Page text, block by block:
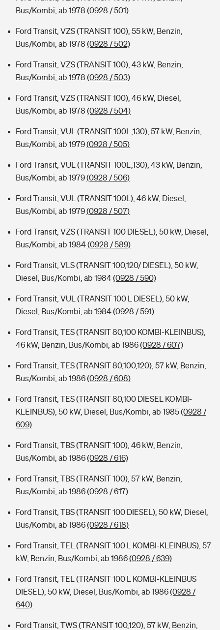
Bus/Kombi, ab 1978 (0928 / 501)
Ford Transit, VZS (TRANSIT 100), 55 kW, Benzin,
Bus/Kombi, ab 1978 (0928 / 502)
Ford Transit, VZS (TRANSIT 100), 43 kW, Benzin,
Bus/Kombi, ab 1978 (0928 / 503)
Ford Transit, VZS (TRANSIT 100), 46 kW, Diesel,
Bus/Kombi, ab 1978 (0928 / 504)
Ford Transit, VUL (TRANSIT 100L,130), 57 kW, Benzin,
Bus/Kombi, ab 1979(0928 / 505)
Ford Transit, VUL (TRANSIT 100L,130), 43 kW, Benzin,
Bus/Kombi, ab 1979(0928 / 506)
Ford Transit, VUL (TRANSIT 100L), 46 kW, Diesel,
Bus/Kombi, ab 1979(0928 / 507)
Ford Transit, VZS (TRANSIT 100 DIESEL), 50 kW, Diesel,
Bus/Kombi, ab 1984(0928 / 589)
Ford Transit, VLS (TRANSIT 100,120/ DIESEL), 50 kW,
Diesel, Bus/Kombi, ab 1984(0928 / 590)
Ford Transit, VUL (TRANSIT 100 L DIESEL), 50 kW,
Diesel, Bus/Kombi, ab 1984(0928 / 591)
Ford Transit, TES (TRANSIT 80,100 KOMBI-KLEINBUS),
46 kW, Benzin, Bus/Kombi, ab 1986(0928 / 607)
Ford Transit, TES (TRANSIT 80,100,120), 57 kW, Benzin,
Bus/Kombi, ab 1986(0928 / 608)
Ford Transit, TES (TRANSIT 80,100 DIESEL KOMBI-
KLEINBUS), 50 kW, Diesel, Bus/Kombi, ab 1985(0928 /
609)
Ford Transit, TBS (TRANSIT 100), 46 kW, Benzin,
Bus/Kombi, ab 1986(0928 / 616)
Ford Transit, TBS (TRANSIT 100), 57 kW, Benzin,
Bus/Kombi, ab 1986(0928 / 617)
Ford Transit, TBS (TRANSIT 100 DIESEL), 50 kW, Diesel,
Bus/Kombi, ab 1986(0928 / 618)
Ford Transit, TEL (TRANSIT 100 L KOMBI-KLEINBUS), 57
kW, Benzin, Bus/Kombi, ab 1986(0928 / 639)
Ford Transit, TEL (TRANSIT 100 L KOMBI-KLEINBUS
DIESEL), 50 kW, Diesel, Bus/Kombi, ab 1986(0928 /
640)
Ford Transit, TWS (TRANSIT 100,120), 57 kW, Benzin,